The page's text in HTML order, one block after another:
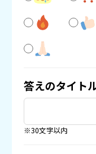
答えのタイト
※30文字以内